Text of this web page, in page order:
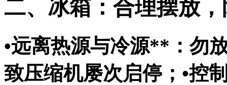
二、冰箱：合理摆放
•远离热源与冷源**：勿
致压缩机屡次启停；•控